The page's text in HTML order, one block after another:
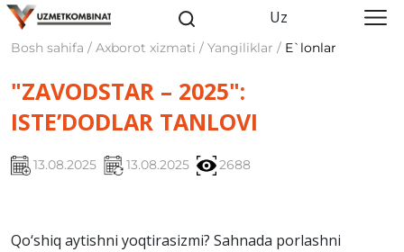
Uz
Bosh sahifa / Axborot xizmati / Yangiliklar / E`lonlar
"ZAVODSTAR – 2025":
ISTE’DODLAR TANLOVI
13.08.2025 13.08.2025 2688
Qo‘shiq aytishni yoqtirasizmi? Sahnada porlashni